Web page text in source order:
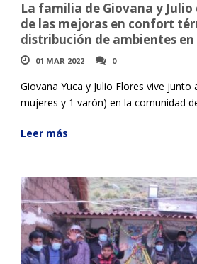
La familia de Giovana y
de las mejoras en confort
distribución de ambientes
01 MAR 2022 0
Giovana Yuca y Julio Flores vive junto
mujeres y 1 varón) en la comunidad
Leer más